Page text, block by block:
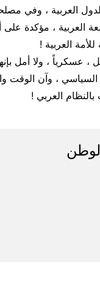
العربية ، وفي
العربية ، مؤكدة
العربية !
، ولا أمل
، وآن الوقت
العربي !